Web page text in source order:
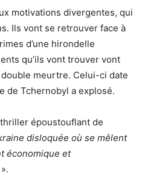
motivations divergentes, qui
Ils vont se retrouver face à
d’une hirondelle
qu’ils vont trouver vont
meurtre. Celui-ci date
de Tchernobyl a explosé.
époustouflant de
disloquée où se mêlent
économique et
».